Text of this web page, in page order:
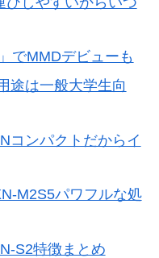
でMMDデビューも
途は一般大学生向
コンパクトだからイ
M2S5パワフルな処
S2特徴まとめ